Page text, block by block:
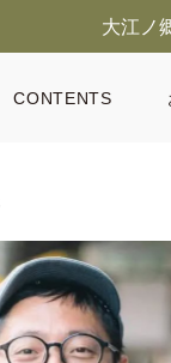
大江ノ
CONTENTS